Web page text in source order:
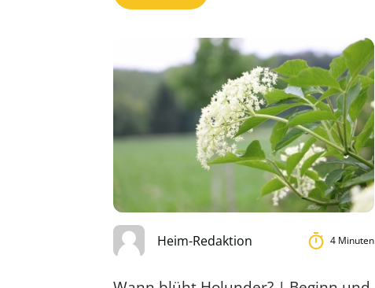
Heim-Redaktion 4 Minuten